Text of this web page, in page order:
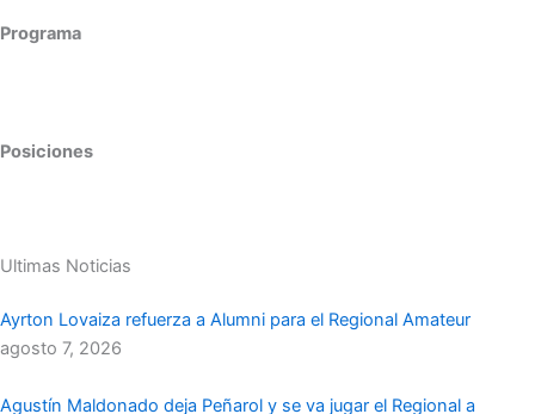
Programa
Posiciones
Ultimas Noticias
Ayrton Lovaiza refuerza a Alumni para el Regional Amateur
agosto 7, 2026
Agustín Maldonado deja Peñarol y se va jugar el Regional a